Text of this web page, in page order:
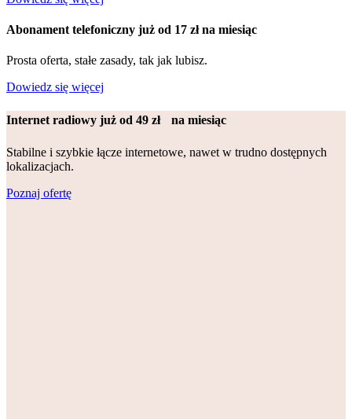
Abonament telefoniczny już od 17 zł na miesiąc
Prosta oferta, stałe zasady, tak jak lubisz.
Dowiedz się więcej
Internet radiowy już od 49 zł na miesiąc
Stabilne i szybkie łącze internetowe, nawet w trudno dostępnych
lokalizacjach.
Poznaj ofertę